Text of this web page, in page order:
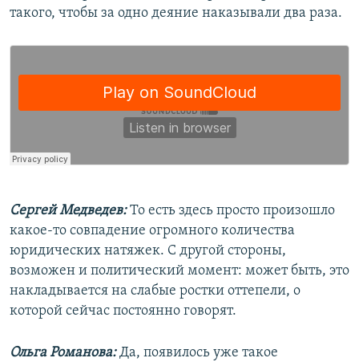
такого, чтобы за одно деяние наказывали два раза.
Сергей Медведев:То есть здесь просто произошло
какое-то совпадение огромного количества
юридических натяжек. С другой стороны,
возможен и политический момент: может быть, это
накладывается на слабые ростки оттепели, о
которой сейчас постоянно говорят.
Ольга Романова:Да, появилось уже такое